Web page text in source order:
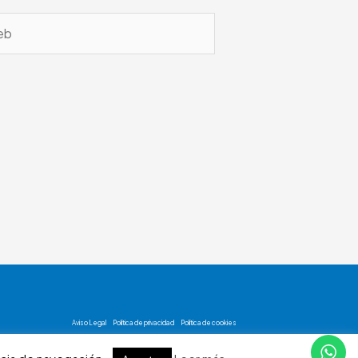
Aviso Legal Política de privacidad Política de cookies